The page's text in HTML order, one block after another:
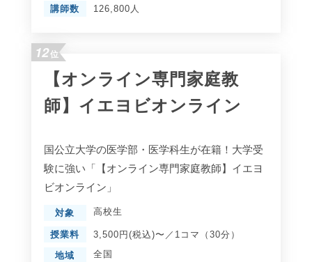
講師数
126,800人
12位
【オンライン専門家庭教
師】イエヨビオンライン
国公立大学の医学部・医学科生が在籍！大学受
験に強い「【オンライン専門家庭教師】イエヨ
ビオンライン」
対象 高校生
授業料 3,500円(税込)〜／1コマ（30分）
地域 全国